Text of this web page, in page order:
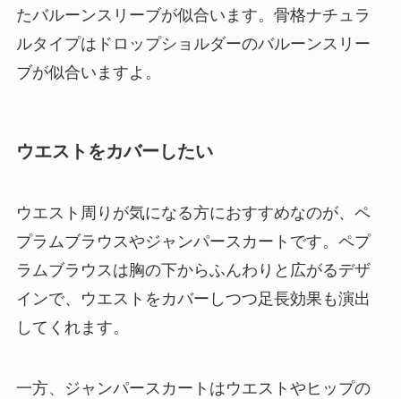
たバルーンスリーブが似合います。骨格ナチュラ
ルタイプはドロップショルダーのバルーンスリー
ブが似合いますよ。
ウエストをカバーしたい
ウエスト周りが気になる方におすすめなのが、ペ
プラムブラウスやジャンパースカートです。ペプ
ラムブラウスは胸の下からふんわりと広がるデザ
インで、ウエストをカバーしつつ足長効果も演出
してくれます。
一方、ジャンパースカートはウエストやヒップの